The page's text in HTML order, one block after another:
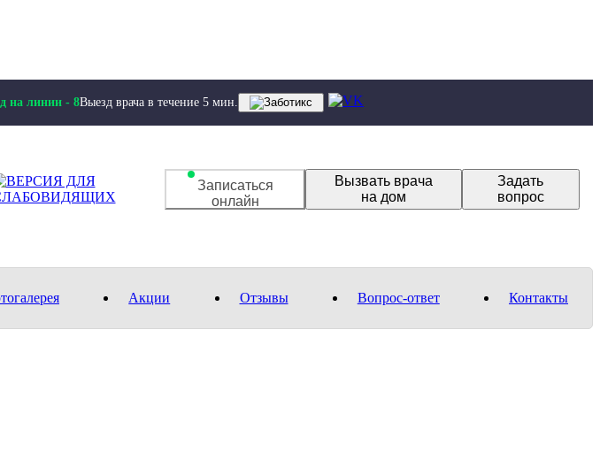
на линии - 8Выезд врача в течение 5 мин.
Записаться
онлайн
Вызвать врача
на дом
Задать
вопрос
Акции Отзывы Вопрос-ответ Контакты